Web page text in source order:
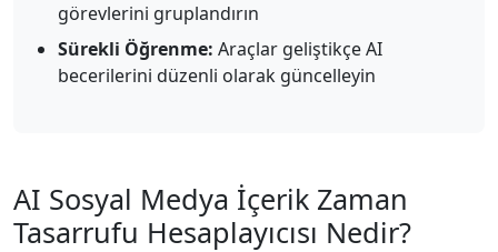
görevlerini gruplandırın
Sürekli Öğrenme: Araçlar geliştikçe AI
becerilerini düzenli olarak güncelleyin
AI Sosyal Medya İçerik Zaman
Tasarrufu Hesaplayıcısı Nedir?